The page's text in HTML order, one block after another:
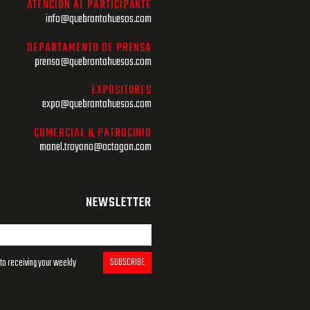
ATENCIÓN AL PARTICIPANTE
info@quebrantahuesos.com
DEPARTAMENTO DE PRENSA
prensa@quebrantahuesos.com
EXPOSITORES
expo@quebrantahuesos.com
COMERCIAL & PATROCINIO
manel.troyano@octagon.com
NEWSLETTER
receiving your weekly
SUBSCRIBE